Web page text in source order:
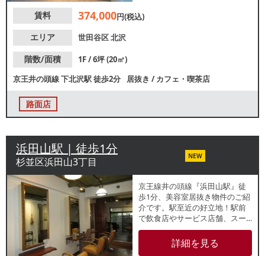
不振 【営業年数】3年 【営
賃料 374,000円(税込)
エリア
世田谷区北沢
階数/面積
1F / 6坪 (20㎡)
京王井の頭線下北沢駅徒歩2分 居抜き /カフェ・喫茶店
路面店
浜田山駅 | 徒歩1分
杉並区浜田山3丁目 NEW
京王線井の頭線『浜田山駅』徒
歩1分、美容室居抜き物件のご紹
介です。駅至近の好立地！駅前
で飲食店やサービス店舗、スー
パーマーケットなどが密集して
おり、地域住民の人通りが多い
エリア。諸条件等、お気軽にお
詳細を見る